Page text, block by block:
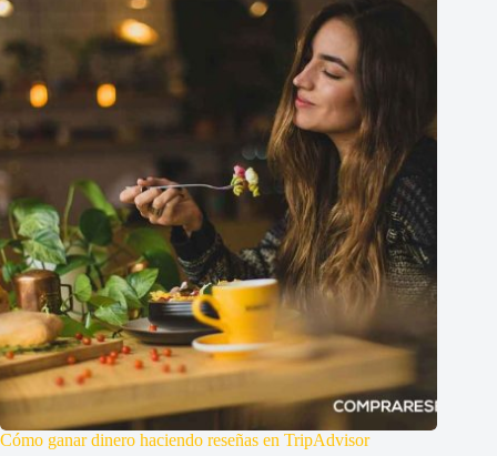
Cómo ganar dinero haciendo reseñas en TripAdvisor